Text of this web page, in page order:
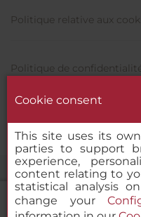
Politique relative aux
Politique de confidentialité
Cookie consent
This site uses its
parties to support
experience,
content relating to
statistical analysis
change your